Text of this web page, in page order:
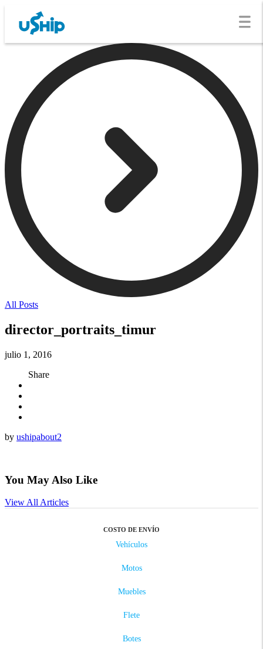
All Posts
director_portraits_timur
julio 1, 2016
Share
by ushipabout2
You May Also Like
View All Articles
COSTO DE ENVÍO
Vehículos
Motos
Muebles
Flete
Botes